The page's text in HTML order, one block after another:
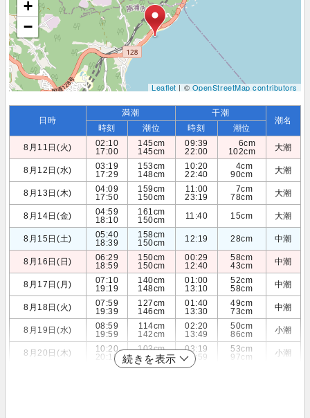
+
−
Leaflet| ©OpenStreetMap contributors
日時
満潮 干潮
潮名
時刻 潮位 時刻
潮位
8月11日(火)
02:10
17:00
145cm
145cm
09:39
22:00
6cm
102cm
大潮
8月12日(水)
03:19
17:29
153cm
148cm
10:20
22:40
4cm
90cm
大潮
8月13日(木)
04:09
17:50
159cm
150cm
11:00
23:19
7cm
78cm
大潮
8月14日(金)
04:59
18:10
161cm
150cm
11:40 15cm 大潮
8月15日(土)
05:40
18:39
158cm
150cm
12:19 28cm 中潮
8月16日(日)
06:29
18:59
150cm
150cm
00:29
12:40
58cm
43cm
中潮
8月17日(月)
07:10
19:19
140cm
148cm
01:00
13:10
52cm
58cm
中潮
8月18日(火)
07:59
19:39
127cm
146cm
01:40
13:30
49cm
73cm
中潮
8月19日(水)
08:59
19:59
114cm
142cm
02:20
13:49
50cm
86cm
小潮
8月20日(木)
10:20
20:19
103cm
137cm
03:19
13:59
53cm
97cm
小潮
続きを表示